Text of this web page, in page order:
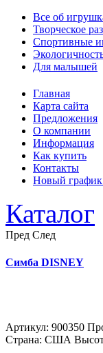
Все об
Творческое
Спортивные
Для малышей
Главная
Карта сайта
Предложения
О компании
Информация
Как купить
Контакты
Новый
Каталог
Пред След
Симба DISNEY
Артикул: 900350
Страна: США